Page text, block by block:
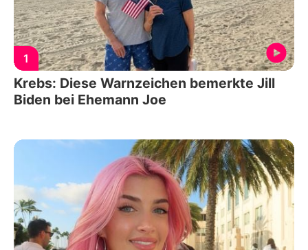
1
Krebs: Diese Warnzeichen bemerkte Jill
Biden bei Ehemann Joe